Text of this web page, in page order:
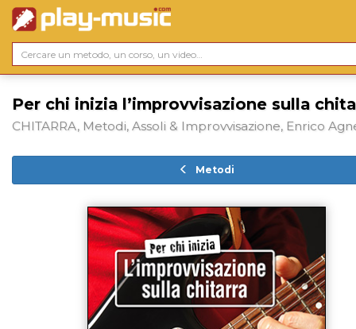
Per chi inizia l’improvvisazione sulla
CHITARRA, Metodi, Assoli & Improvvisazione, Enrico
Metodi